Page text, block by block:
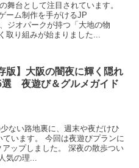
舞台として注目されています。
ーム制作を手がけるJP
ジオパークが持つ「大地の物
取り組みが始まりました...
版】大阪の闇夜に輝く隠れ
選 夜遊び＆グルメガイド
ない路地裏に、週末や夜だけひ
ています。 今回は夜遊びプランに
ップしました。 深夜の散歩つい
気の理...